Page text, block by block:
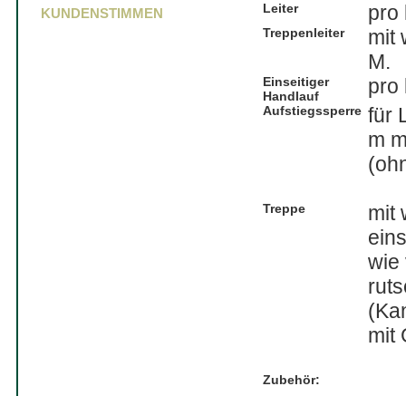
KUNDENSTIMMEN
Leiter pro
Treppenleiter
mit
M.
Einseitiger
Handlauf
pro
Aufstiegssperre für
m
Treppe
mit
wie
mit
Zubehör: